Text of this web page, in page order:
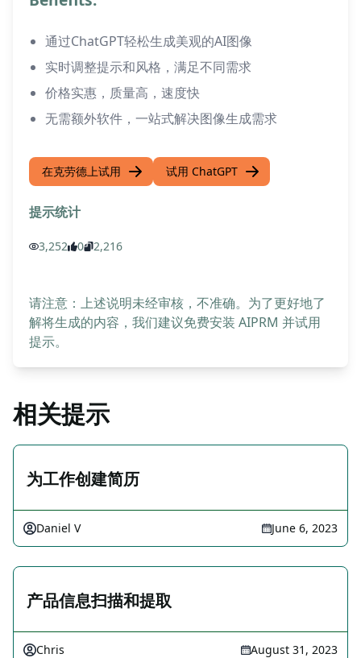
通过ChatGPT轻松生成美观的AI图像
实时调整提示和风格，满足不同需求
价格实惠，质量高，速度快
无需额外软件，一站式解决图像生成需求
在克劳德上试用 试用 ChatGPT
提示统计
3,252 0 2,216
请注意：上述说明未经审核，不准确。为了更好地了
解将生成的内容，我们建议免费安装 AIPRM 并试用
提示。
相关提示
为工作创建简历
Daniel V June 6, 2023
产品信息扫描和提取
Chris August 31, 2023